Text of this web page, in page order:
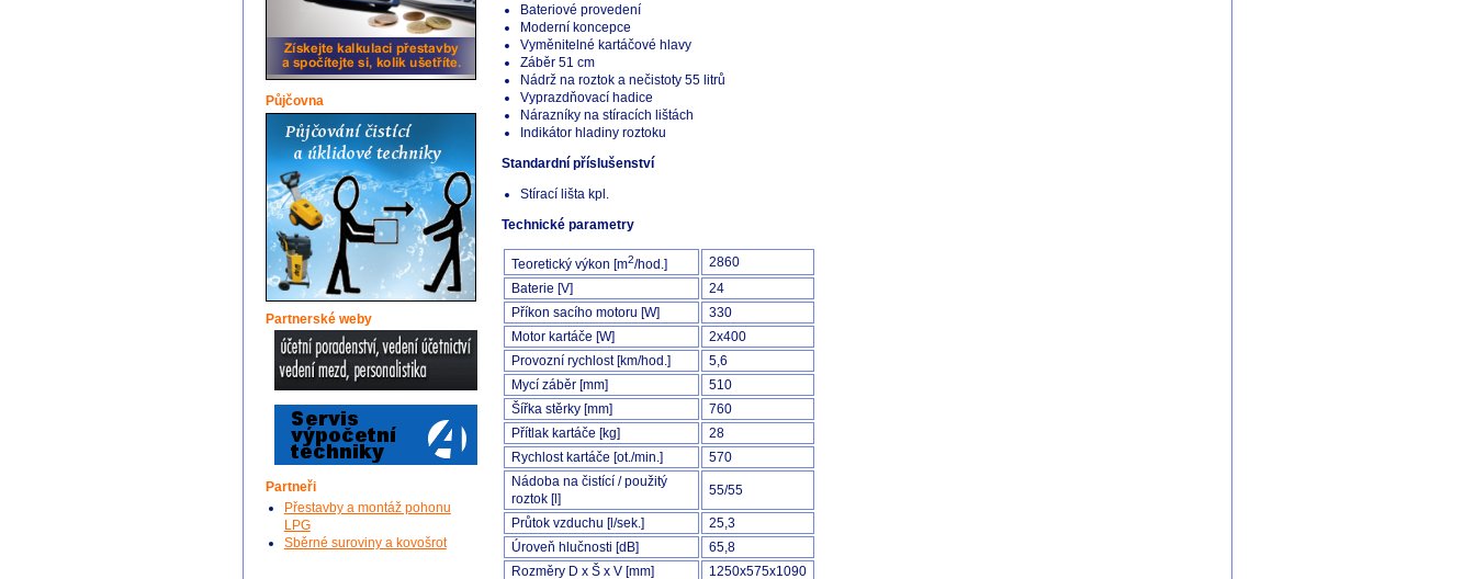
Bateriové provedení
Moderní koncepce
Vyměnitelné kartáčové hlavy
Záběr 51 cm
Nádrž na roztok a nečistoty 55 litrů
Vyprazdňovací hadice
Nárazníky na stíracích lištách
Indikátor hladiny roztoku
Standardní příslušenství
Stírací lišta kpl.
Technické parametry
Teoretický výkon [m2/hod.]
2860
Baterie [V]
24
Příkon sacího motoru [W]
330
Motor kartáče [W]
2x400
Provozní rychlost [km/hod.]
5,6
Mycí záběr [mm]
510
Šířka stěrky [mm]
760
Přítlak kartáče [kg]
28
Rychlost kartáče [ot./min.]
570
Nádoba na čistící / použitý
roztok [l]
55/55
Průtok vzduchu [l/sek.]
25,3
Úroveň hlučnosti [dB]
65,8
Rozměry D x Š x V [mm]
1250x575x1090
Půjčovna
Partnerské weby
Partneři
Přestavby a montáž pohonu
LPG
Sběrné suroviny a kovošrot